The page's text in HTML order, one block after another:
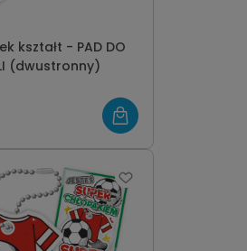
kształt - PAD DO
(dwustronny)